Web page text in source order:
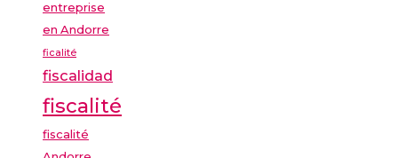
entreprise
en Andorre
ficalité
fiscalidad
fiscalité
fiscalité